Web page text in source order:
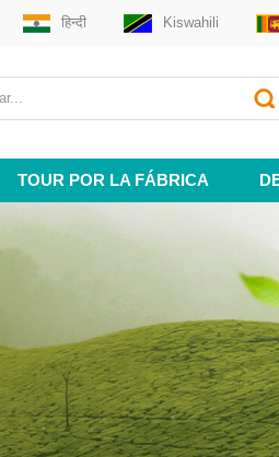
हिन्दी Kiswahili
TOUR POR LA FÁBRICA